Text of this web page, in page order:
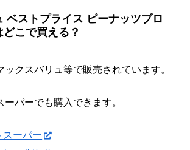
ベストプライス ピーナッツブロ
どこで買える？
クスバリュ等で販売されています。
パーでも購入できます。
スーパー